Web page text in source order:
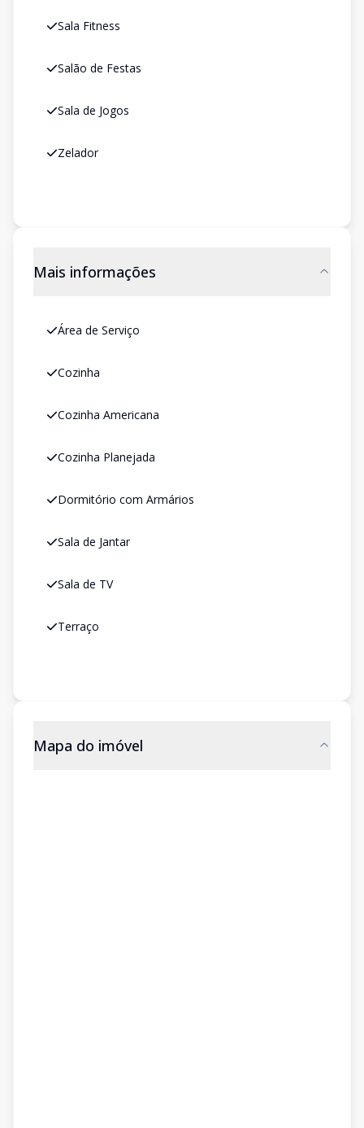
Sala Fitness
Salão de Festas
Sala de Jogos
Zelador
Mais informações
Área de Serviço
Cozinha
Cozinha Americana
Cozinha Planejada
Dormitório com Armários
Sala de Jantar
Sala de TV
Terraço
Mapa do imóvel